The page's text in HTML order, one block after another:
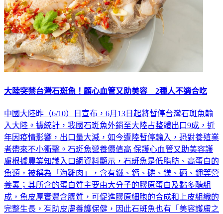
大陸突禁台灣石斑魚！顧心血管又助美容 2種人不適合吃
中國大陸昨（6/10）日宣布，6月13日起將暫停台灣石斑魚輸
入大陸。據統計，我國石斑魚外銷至大陸占整體出口9成，近
年因疫情影響，出口量大減，如今遭陸暫停輸入，恐對養殖業
者帶來不小衝擊。石斑魚營養價值高 保護心血管又助美容護
膚根據農業知識入口網資料顯示，石斑魚是低脂肪、高蛋白的
魚類，被稱為「海雞肉」，含有鐵、鈣、磷、鎂、硒、鉀等營
養素；其所含的蛋白質主要由大分子的膠原蛋白及黏多醣組
成，魚皮厚實豐含膠質，可促進膠原細胞的合成和上皮組織的
完整生長，有助皮膚養護保健，因此石斑魚也有「美容護膚之